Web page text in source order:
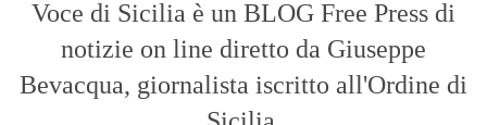
Voce di Sicilia è un BLOG Free Press di
notizie on line diretto da Giuseppe
Bevacqua, giornalista iscritto all'Ordine di